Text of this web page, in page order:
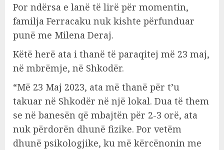
Por ndërsa e lanë të lirë për momentin,
familja Ferracaku nuk kishte përfunduar
punë me Milena Deraj.
Këtë herë ata i thanë të paraqitej më 23 maj,
në mbrëmje, në Shkodër.
“Më 23 Maj 2023, ata më thanë për t’u
takuar në Shkodër në një lokal. Dua të them
se në banesën që mbajtën për 2-3 orë, ata
nuk përdorën dhunë fizike. Por vetëm
dhunë psikologjike, ku më kërcënonin me